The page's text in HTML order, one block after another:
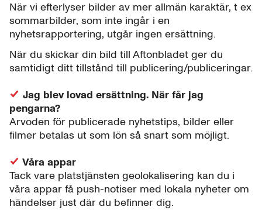
När vi efterlyser bilder av mer allmän karaktär, t ex
sommarbilder, som inte ingår i en
nyhetsrapportering, utgår ingen ersättning.
När du skickar din bild till Aftonbladet ger du
samtidigt ditt tillstånd till publicering/publiceringar.
Jag blev lovad ersättning. När får jag
pengarna?
Arvoden för publicerade nyhetstips, bilder eller
filmer betalas ut som lön så snart som möjligt.
Våra appar
Tack vare platstjänsten geolokalisering kan du i
våra appar få push-notiser med lokala nyheter om
händelser just där du befinner dig.